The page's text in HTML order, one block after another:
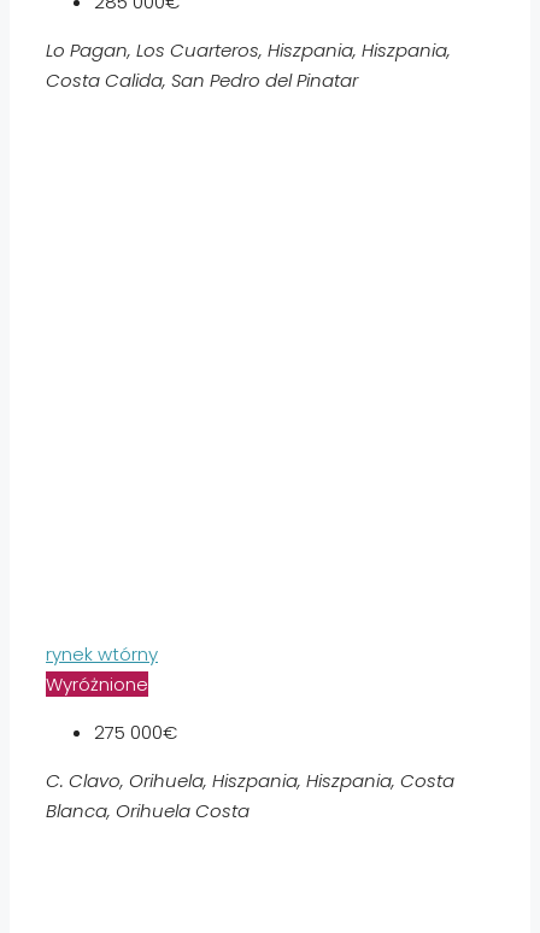
Lo Pagan, Los Cuarteros, Hiszpania, Hiszpania,
Costa Calida, San Pedro del Pinatar
rynek wtórny
Wyróżnione
275 000€
C. Clavo, Orihuela, Hiszpania, Hiszpania, Costa
Blanca, Orihuela Costa